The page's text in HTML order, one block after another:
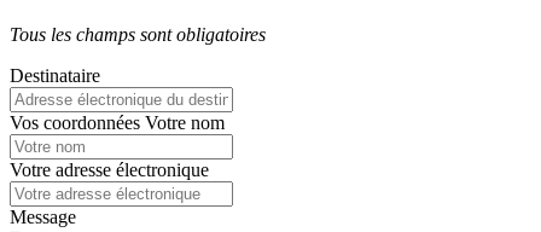
Tous les champs sont obligatoires
Destinataire
Vos coordonnées Votre nom
Votre adresse électronique
Message